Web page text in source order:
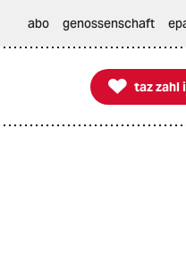
abo genossenschaft

taz zahl ich
taz zahl